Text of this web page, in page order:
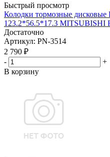
Быстрый просмотр
Колодки тормозные дисковые
123.2*56.5*17.3 MITSUBISHI
Достаточно
Артикул: PN-3514
2 790 ₽
-
+
В корзину